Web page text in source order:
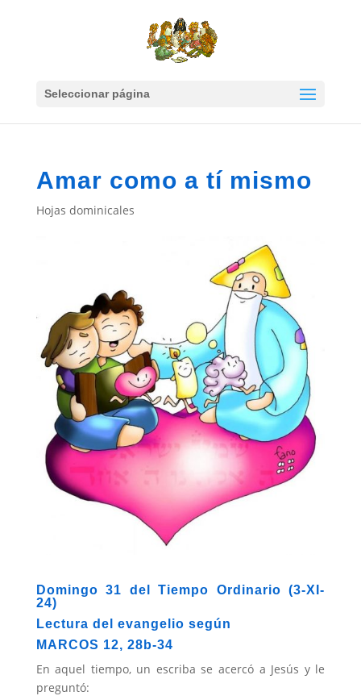
Seleccionar página
Amar como a tí mismo
Hojas dominicales
Domingo 31 del Tiempo Ordinario (3-XI-
24)
Lectura del evangelio según
MARCOS 12, 28b-34
En aquel tiempo, un escriba se acercó a Jesús y le
preguntó: